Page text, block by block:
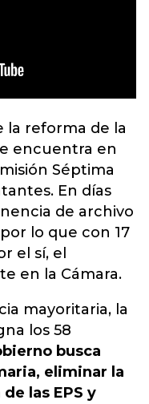
la reforma de la
encuentra en
Séptima
En días
de archivo
lo que con 17
el sí, el
en la Cámara.
mayoritaria, la
los 58
busca
eliminar la
las EPS y